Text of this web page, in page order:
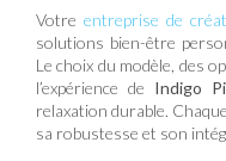
Votre entreprise de
solutions bien-être
Le choix du modèle, des
l’expérience de Indigo
relaxation durable.
sa robustesse et son